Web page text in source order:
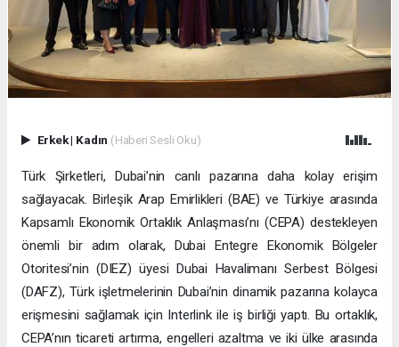
Erkek| Kadın (Haberi Sesli Oku)
Türk Şirketleri, Dubai’nin canlı pazarına daha kolay erişim
sağlayacak. Birleşik Arap Emirlikleri (BAE) ve Türkiye arasında
Kapsamlı Ekonomik Ortaklık Anlaşması’nı (CEPA) destekleyen
önemli bir adım olarak, Dubai Entegre Ekonomik Bölgeler
Otoritesi’nin (DIEZ) üyesi Dubai Havalimanı Serbest Bölgesi
(DAFZ), Türk işletmelerinin Dubai’nin dinamik pazarına kolayca
erişmesini sağlamak için Interlink ile iş birliği yaptı. Bu ortaklık,
CEPA’nın ticareti artırma, engelleri azaltma ve iki ülke arasında